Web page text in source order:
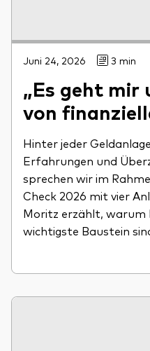
Juni 24, 2026 3 min
„Es geht mir
von
Hinter jeder
Erfahrungen und
sprechen wir im
Check 2026 mit vier
Moritz erzählt, warum
wichtigste Baustein